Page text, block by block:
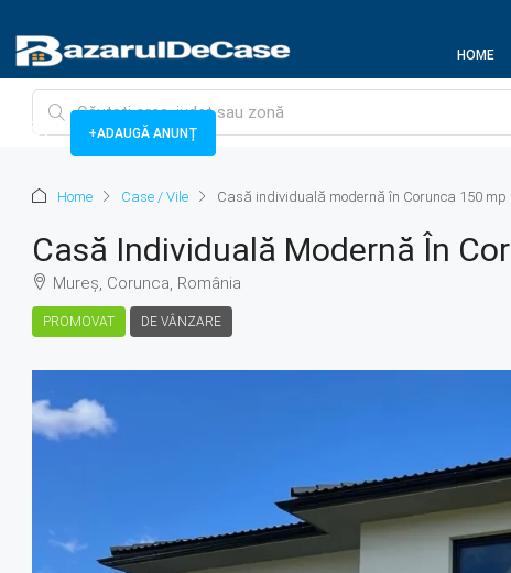
HOME
+ADAUGĂ ANUNȚ
Home Case / Vile Casă individuală modernă în Corunca 150
Casă Individuală Modernă În
Mureș, Corunca, România
PROMOVAT DE VÂNZARE